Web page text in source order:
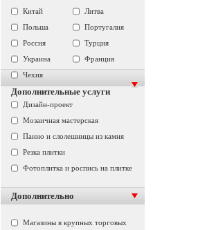
Китай
Литва
Польша
Португалия
Россия
Турция
Украина
Франция
Чехия
Дополнительные услуги
Дизайн-проект
Мозаичная мастерская
Панно и слолешницы из камня
Резка плитки
Фотоплитка и роспись на плитке
Дополнительно
Магазины в крупных торговых